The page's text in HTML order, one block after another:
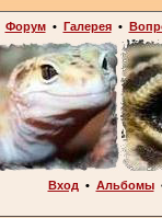
Форум• Галерея•
Вход • Альбомы